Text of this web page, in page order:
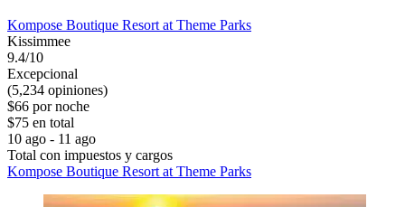
Kompose Boutique Resort at Theme Parks
Kissimmee
9.4/10
Excepcional
(5,234 opiniones)
$66 por noche
$75 en total
10 ago - 11 ago
Total con impuestos y cargos
Kompose Boutique Resort at Theme Parks